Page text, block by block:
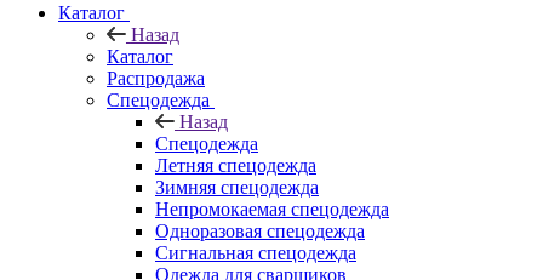
Каталог
Назад
Каталог
Распродажа
Спецодежда
Назад
Спецодежда
Летняя спецодежда
Зимняя спецодежда
Непромокаемая спецодежда
Одноразовая спецодежда
Сигнальная спецодежда
Одежда для сварщиков